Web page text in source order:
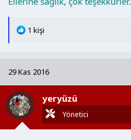
T
i
l
e
r
1 kişi
29 Kas 2016
yeryüzü
Yönetici